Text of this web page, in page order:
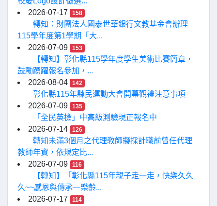
2026-07-17
158
轉知：財團法人國泰世華銀行文教基金會辦理
115學年度第1學期「大...
2026-07-09
153
【轉知】彰化縣115學年度學生美術比賽簡章，
鼓勵踴躍報名參加，...
2026-08-04
142
彰化縣115年縣民運動大會開幕觀禮注意事項
2026-07-09
135
「全民英檢」中高級測驗現正報名中
2026-07-14
126
轉知未滿3個月之代理教師擬採計職前曾任代理
教師年資，依規定比...
2026-07-09
116
【轉知】「彰化縣115年親子走一走，快樂久久
久~~感恩與傳承—樂齡...
2026-07-17
114